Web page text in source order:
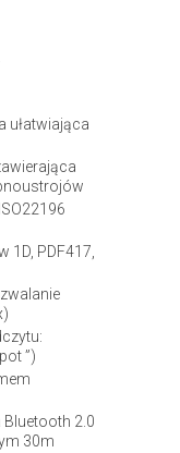
ułatwiająca
PDF417,
”)
2.0
30m